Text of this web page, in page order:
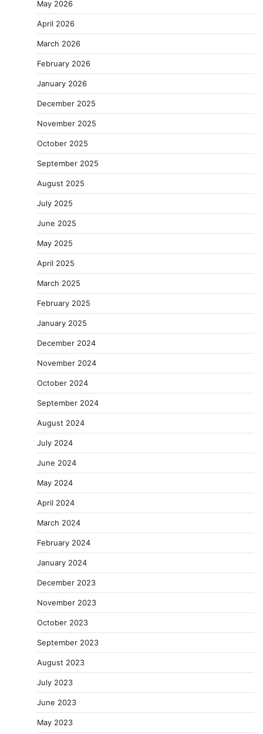
May 2026
April 2026
March 2026
February 2026
January 2026
December 2025
November 2025
October 2025
September 2025
August 2025
July 2025
June 2025
May 2025
April 2025
March 2025
February 2025
January 2025
December 2024
November 2024
October 2024
September 2024
August 2024
July 2024
June 2024
May 2024
April 2024
March 2024
February 2024
January 2024
December 2023
November 2023
October 2023
September 2023
August 2023
July 2023
June 2023
May 2023